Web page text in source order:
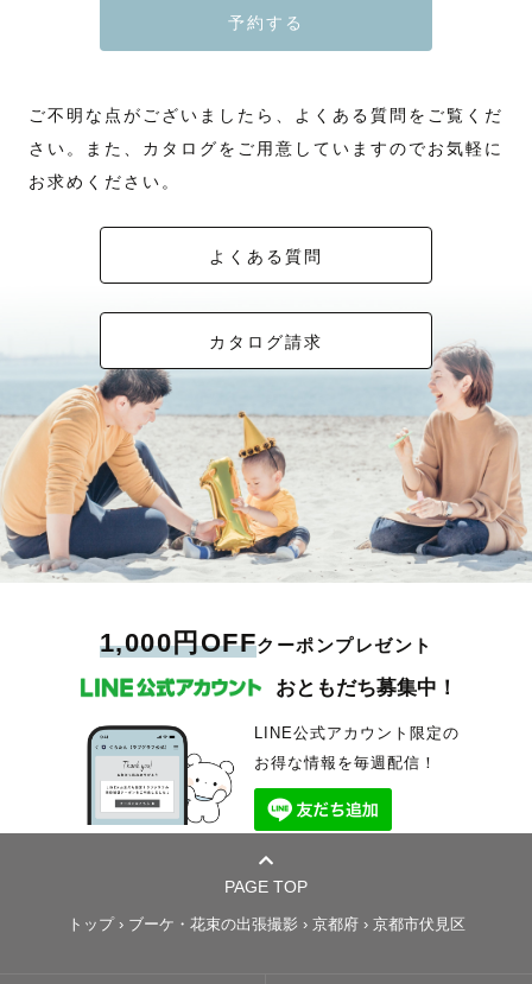
予約する
ご不明な点がございましたら、よくある質問をご覧くだ
さい。また、カタログをご用意していますのでお気軽に
お求めください。
よくある質問
カタログ請求
1,000円OFFクーポンプレゼント
おともだち募集中！
LINE公式アカウント限定の
お得な情報を毎週配信！
PAGE TOP
トップ› ブーケ・花束の出張撮影 › 京都府› 京都市伏見区